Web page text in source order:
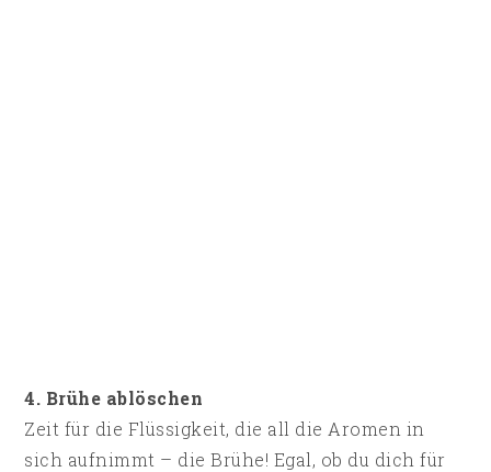
4. Brühe ablöschen
Zeit für die Flüssigkeit, die all die Aromen in
sich aufnimmt – die Brühe! Egal, ob du dich für